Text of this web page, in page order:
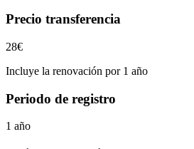
Precio transferencia
28€
Incluye la renovación por 1 año
Periodo de registro
1 año